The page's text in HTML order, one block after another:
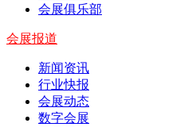
会展俱乐部
会展报道
新闻资讯
行业快报
会展动态
数字会展